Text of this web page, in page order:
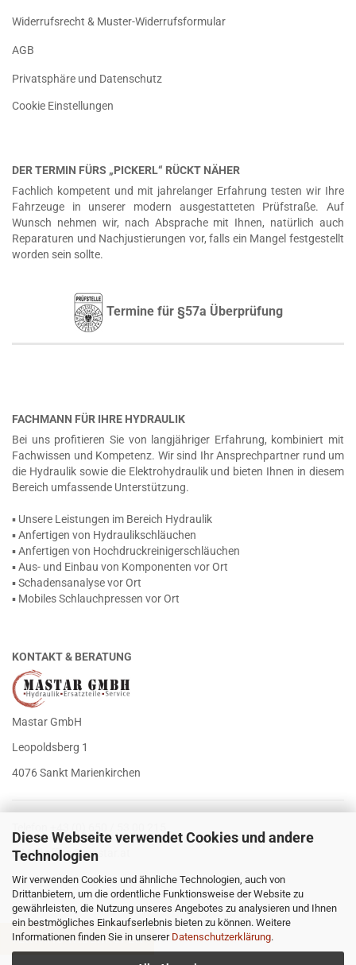
Diese Webseite verwendet Cookies und andere
Technologien
Wir verwenden Cookies und ähnliche Technologien, auch von
Drittanbietern, um die ordentliche Funktionsweise der Website zu
gewährleisten, die Nutzung unseres Angebotes zu analysieren und Ihnen
ein bestmögliches Einkaufserlebnis bieten zu können. Weitere
Informationen finden Sie in unserer Datenschutzerklärung.
Widerrufsrecht & Muster-Widerrufsformular
AGB
Privatsphäre und Datenschutz
Cookie Einstellungen
DER TERMIN FÜRS „PICKERL“ RÜCKT NÄHER
Fachlich kompetent und mit jahrelanger Erfahrung testen wir Ihre
Fahrzeuge in unserer modern ausgestatteten Prüfstraße. Auf
Wunsch nehmen wir, nach Absprache mit Ihnen, natürlich auch
Reparaturen und Nachjustierungen vor, falls ein Mangel festgestellt
worden sein sollte.
Termine für §57a Überprüfung
FACHMANN FÜR IHRE HYDRAULIK
Bei uns profitieren Sie von langjähriger Erfahrung, kombiniert mit
Fachwissen und Kompetenz. Wir sind Ihr Ansprechpartner rund um
die Hydraulik sowie die Elektrohydraulik und bieten Ihnen in diesem
Bereich umfassende Unterstützung.
▪ Unsere Leistungen im Bereich Hydraulik
▪ Anfertigen von Hydraulikschläuchen
▪ Anfertigen von Hochdruckreinigerschläuchen
▪ Aus- und Einbau von Komponenten vor Ort
▪ Schadensanalyse vor Ort
▪ Mobiles Schlauchpressen vor Ort
KONTAKT & BERATUNG
Mastar GmbH
Leopoldsberg 1
4076 Sankt Marienkirchen
E-Mailoffice@mastar.at
VERTRAG WIDERRUFEN